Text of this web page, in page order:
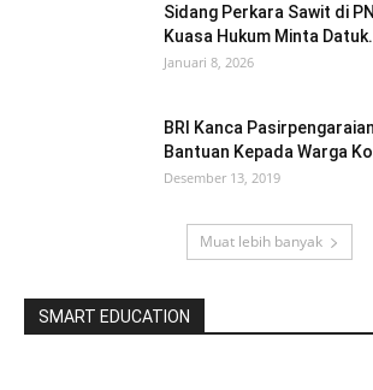
Sidang Perkara Sawit di
Kuasa Hukum Minta
Januari 8, 2026
BRI Kanca
Bantuan Kepada Warga
Desember 13, 2019
Muat lebih banyak
SMART EDUCATION